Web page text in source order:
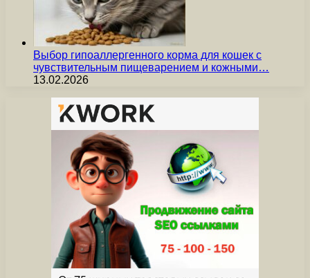
Выбор гипоаллергенного корма для кошек с
чувствительным пищеварением и кожными…
13.02.2026